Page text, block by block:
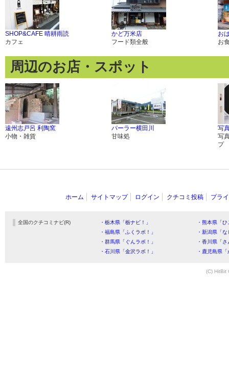
SHOP&CAFE 晴耕雨読
カフェ
かど万米店
フード類全般
お
お
周辺のお店・スポット
遠州志戸呂 利陶窯
小物・雑貨
パーラー横田川
甘味処
写
写
プ
ホーム サイトマップ ログイン クチコミ投稿 プラ
全国のクチコミナビ(R) ・栃木県「栃ナビ！」
・熊本県「
・福島県「ふくラボ！」
・新潟県「
・群馬県「ぐんラボ！」
・香川県「
・石川県「金沢ラボ！」
・鹿児島県
(C) HitBit